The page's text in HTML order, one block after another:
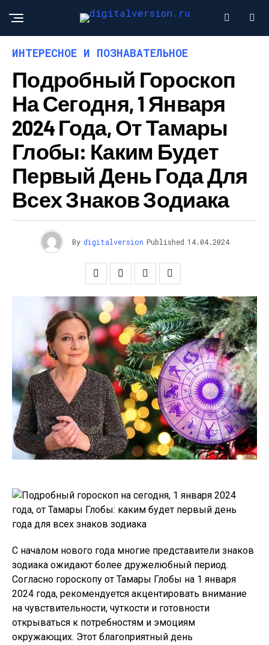
ИНТЕРЕСНОЕ И ПОЗНАВАТЕЛЬНОЕ
Подробный Гороскоп
На Сегодня, 1 Января
2024 Года, От Тамары
Глобы: Каким Будет
Первый День Года Для
Всех Знаков Зодиака
By digitalversion Published 14.04.2024
С началом нового года многие представители знаков
зодиака ожидают более дружелюбный период.
Согласно гороскопу от Тамары Глобы на 1 января
2024 года, рекомендуется акцентировать внимание
на чувствительности, чуткости и готовности
открываться к потребностям и эмоциям
окружающих. Этот благоприятный день